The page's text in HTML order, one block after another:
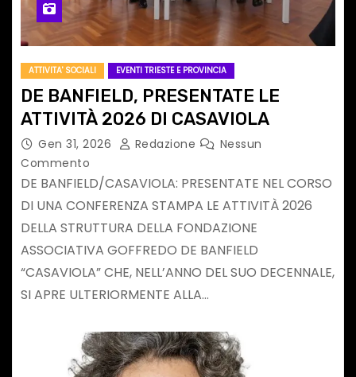
ATTIVITA' SOCIALI EVENTI TRIESTE E PROVINCIA
DE BANFIELD, PRESENTATE LE
ATTIVITÀ 2026 DI CASAVIOLA
Gen 31, 2026 Redazione
Nessun
Commento
DE BANFIELD/CASAVIOLA: PRESENTATE NEL CORSO
DI UNA CONFERENZA STAMPA LE ATTIVITÀ 2026
DELLA STRUTTURA DELLA FONDAZIONE
ASSOCIATIVA GOFFREDO DE BANFIELD
“CASAVIOLA” CHE, NELL’ANNO DEL SUO DECENNALE,
SI APRE ULTERIORMENTE ALLA…